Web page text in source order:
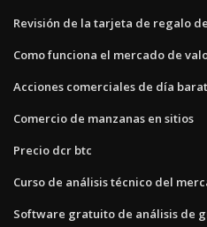
Revisión de la tarjeta de regalo
Como funciona el mercado de
Acciones comerciales de día
Comercio de manzanas en sitios
Precio dcr btc
Curso de análisis técnico del
Software gratuito de análisis de